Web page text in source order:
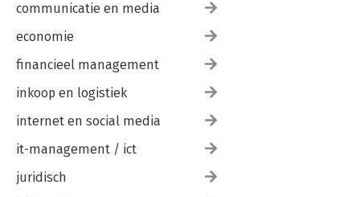
communicatie en media
economie
financieel management
inkoop en logistiek
internet en social media
it-management / ict
juridisch